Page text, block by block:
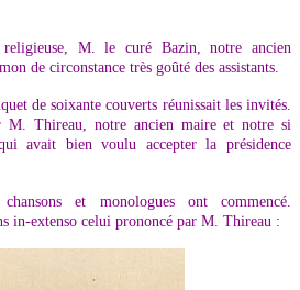
M. le curé Bazin, notre ancien
de circonstance très goûté des assistants.
de soixante couverts réunissait les invités.
M. Thireau, notre ancien maire et notre si
avait bien voulu accepter la présidence
et monologues ont commencé.
in-extenso celui prononcé par M. Thireau :